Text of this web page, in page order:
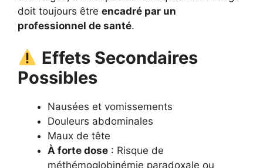
doit toujours être encadré par un
professionnel de santé.
Effets Secondaires
Possibles
Nausées et vomissements
Douleurs abdominales
Maux de tête
À forte dose : Risque de
méthémoglobinémie paradoxale ou